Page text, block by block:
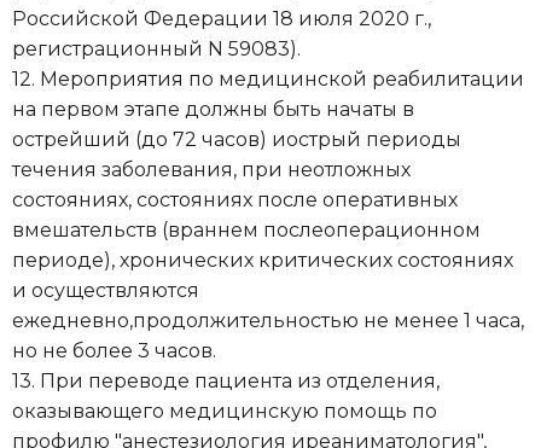
Российской Федерации 18 июля 2020 г.,
регистрационный N 59083).
12. Мероприятия по медицинской реабилитации
на первом этапе должны быть начаты в
острейший (до 72 часов) иострый периоды
течения заболевания, при неотложных
состояниях, состояниях после оперативных
вмешательств (враннем послеоперационном
периоде), хронических критических состояниях
и осуществляются
ежедневно,продолжительностью не менее 1 часа,
но не более 3 часов.
13. При переводе пациента из отделения,
оказывающего медицинскую помощь по
профилю "анестезиология иреаниматология",